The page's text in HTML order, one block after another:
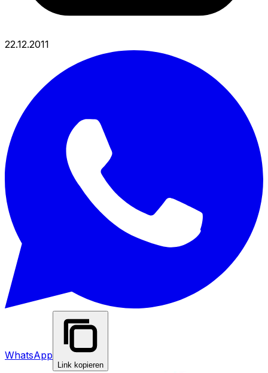
22.12.2011
WhatsApp
Link kopieren